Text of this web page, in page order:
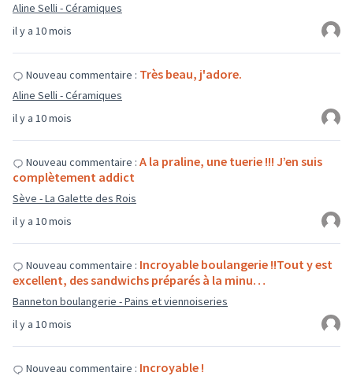
il y a 10 mois
Aline Selli - Céramiques
il y a 10 mois
Nouveau commentaire : Très beau, j'adore.
Aline Selli - Céramiques
il y a 10 mois
Nouveau commentaire : A la praline, une tuerie !!! J’en suis
complètement addict
Sève - La Galette des Rois
il y a 10 mois
Nouveau commentaire : Incroyable boulangerie !!Tout y est
excellent, des sandwichs préparés à la minu…
Banneton boulangerie - Pains et viennoiseries
Nouveau commentaire : Incroyable !